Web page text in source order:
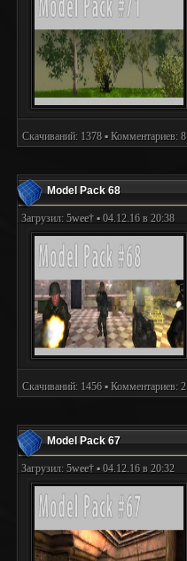
Скачиваний: 1378 ▪ Комментариев: 8
Model Pack 68
Загрузил: 5wee† ▪ 04.12.16 в 20:38
Скачиваний: 1456 ▪ Комментариев: 2
Model Pack 67
Загрузил: 5wee† ▪ 04.12.16 в 20:32